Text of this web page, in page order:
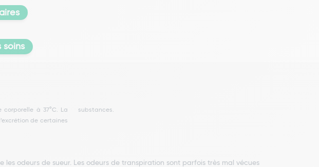
soins
substances.
odeurs de sueur. Les odeurs de transpiration sont parfois très mal vécues